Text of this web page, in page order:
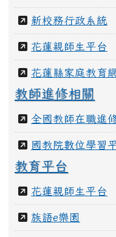
新校務行政系統
花蓮親師生平台
花蓮縣家庭教育網
教師進修相關
全國教師在職進
國教院數位學習
教育平台
花蓮親師生平台
族語e樂園